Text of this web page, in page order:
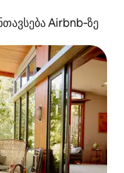
Airbnb‑ზე